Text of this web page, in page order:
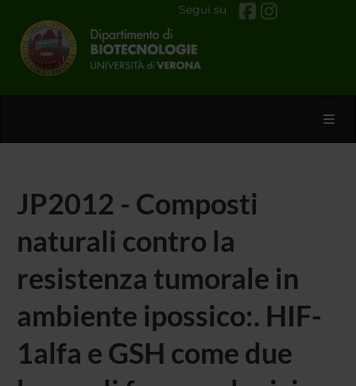
Segui su
JP2012 - Composti
naturali contro la
resistenza tumorale in
ambiente ipossico:. HIF-
1alfa e GSH come due